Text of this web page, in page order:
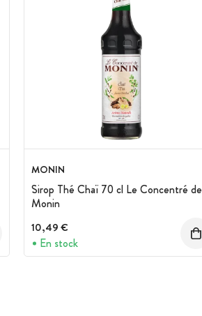
MONIN
Sirop Thé Chaï 70 cl Le Concentré de
Monin
10,49 €
En stock